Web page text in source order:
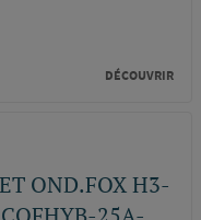
DÉCOUVRIR
OND.FOX H3-